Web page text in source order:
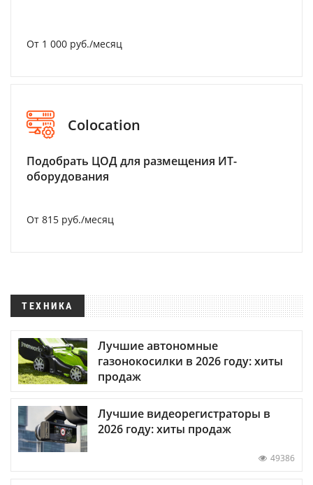
От 1 000 руб./месяц
Colocation
Подобрать ЦОД для размещения ИТ-
оборудования
От 815 руб./месяц
ТЕХНИКА
Лучшие автономные
газонокосилки в 2026 году: хиты
продаж
Лучшие видеорегистраторы в
2026 году: хиты продаж
49386